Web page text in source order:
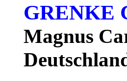
GRENKE
Magnus